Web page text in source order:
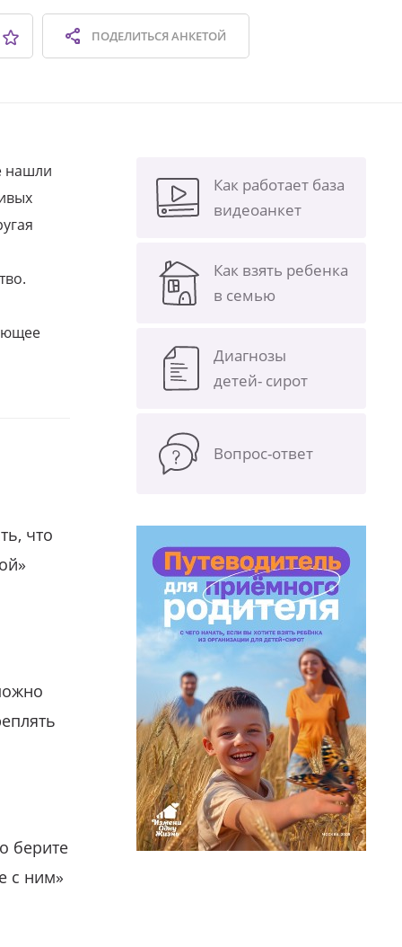
ПОДЕЛИТЬСЯАНКЕТОЙ
нашли
что
берите
с ним»
Как работает база
видеоанкет
Как взять ребенка
в семью
Диагнозы
детей- сирот
Вопрос-ответ